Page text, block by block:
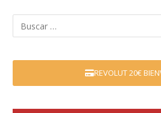
REVOLUT 20€